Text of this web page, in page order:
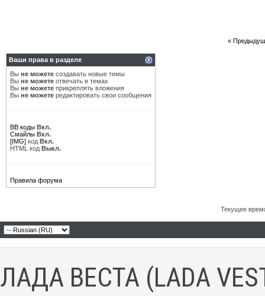
«
Ваши права в разделе
Вы не можете создавать новые темы
Вы не можете отвечать в темах
Вы не можете прикреплять вложения
Вы не можете редактировать свои сообщения
BB коды Вкл.
Смайлы Вкл.
[IMG] код Вкл.
HTML код Выкл.
Правила форума
Текущее
ЛАДА ВЕСТА (LADA